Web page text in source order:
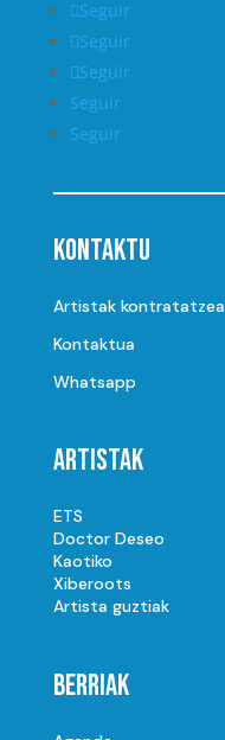
Seguir
Seguir
Seguir
Seguir
Seguir
Kontaktu
Artistak kontratatzea
Kontaktua
Whatsapp
Artistak
ETS
Doctor Deseo
Kaotiko
Xiberoots
Artista guztiak
Berriak